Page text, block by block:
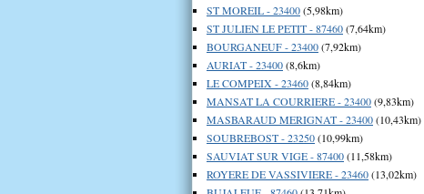
ST MOREIL - 23400(5,98km)
ST JULIEN LE PETIT - 87460(7,64km)
BOURGANEUF - 23400(7,92km)
AURIAT - 23400(8,6km)
LE COMPEIX - 23460(8,84km)
MANSAT LA COURRIERE - 23400(9,83km)
MASBARAUD MERIGNAT - 23400(10,43km)
SOUBREBOST - 23250(10,99km)
SAUVIAT SUR VIGE - 87400(11,58km)
ROYERE DE VASSIVIERE - 23460(13,02km)